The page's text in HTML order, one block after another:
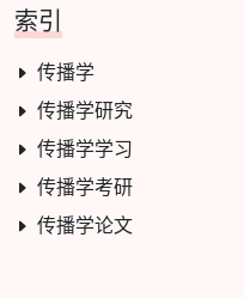
索引
传播学
传播学研究
传播学学习
传播学考研
传播学论文